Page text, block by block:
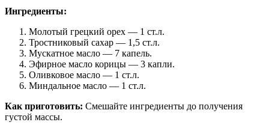
Ингредиенты:
Молотый грецкий орех — 1 ст.л.
Тростниковый сахар — 1,5 ст.л.
Мускатное масло — 7 капель.
Эфирное масло корицы — 3 капли.
Оливковое масло — 1 ст.л.
Миндальное масло — 1 ст.л.
Как приготовить: Смешайте ингредиенты до получения
густой массы.